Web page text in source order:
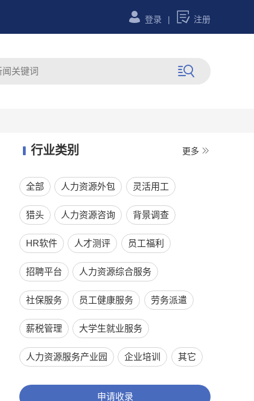
 登录 |  注册

行业类别 更多 
全部 人力资源外包 灵活用工
猎头 人力资源咨询 背景调查
HR软件 人才测评 员工福利
招聘平台 人力资源综合服务
社保服务 员工健康服务 劳务派遣
薪税管理 大学生就业服务
人力资源服务产业园 企业培训 其它
申请收录